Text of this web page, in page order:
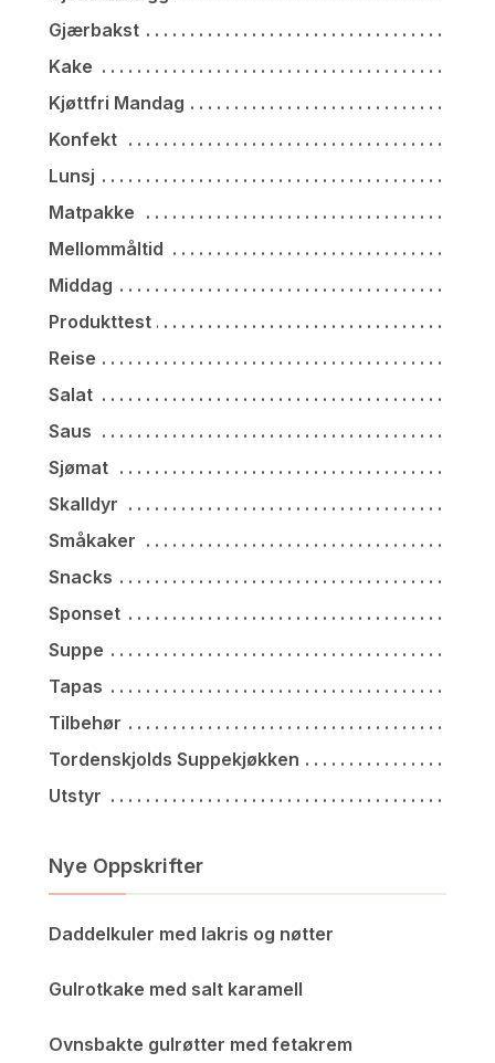
Gjærbakst
Kake
Kjøttfri Mandag
Konfekt
Lunsj
Matpakke
Mellommåltid
Middag
Produkttest
Reise
Salat
Saus
Sjømat
Skalldyr
Småkaker
Snacks
Sponset
Suppe
Tapas
Tilbehør
Tordenskjolds Suppekjøkken
Utstyr
Nye Oppskrifter
Daddelkuler med lakris og nøtter
Gulrotkake med salt karamell
Ovnsbakte gulrøtter med fetakrem